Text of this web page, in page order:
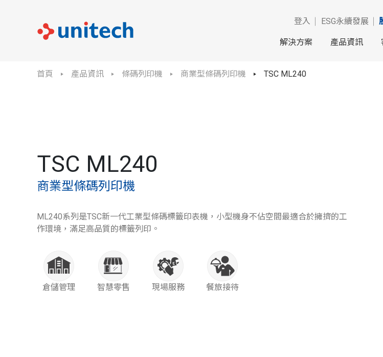
登入 ESG永續發展
解決方案 產品資訊
首頁 產品資訊 條碼列印機 商業型條碼列印機 TSC ML240
TSC ML240
商業型條碼列印機
ML240系列是TSC新一代工業型條碼標籤印表機，小型機身不佔空間最適合於擁擠的工
作環境，滿足高品質的標籤列印。
倉儲管理 智慧零售 現場服務 餐旅接待